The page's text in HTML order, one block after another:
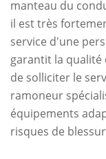
manteau du
il est très
service d'une
garantit la qualité
de solliciter le
ramoneur
équipements
risques de